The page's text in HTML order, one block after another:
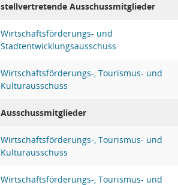
stellvertretende Ausschussmitglieder
Wirtschaftsförderungs- und
Stadtentwicklungsausschuss
Wirtschaftsförderungs-, Tourismus- und
Kulturausschuss
Ausschussmitglieder
Wirtschaftsförderungs-, Tourismus- und
Kulturausschuss
Wirtschaftsförderungs-, Tourismus- und